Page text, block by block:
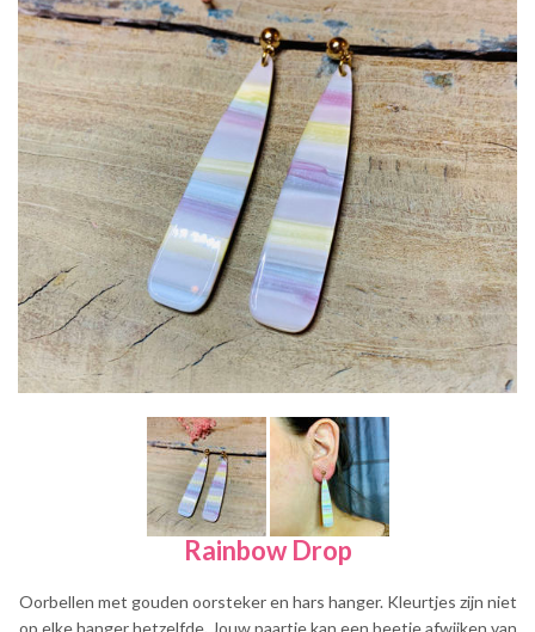
Rainbow Drop
Oorbellen met gouden oorsteker en hars hanger. Kleurtjes zijn niet
op elke hanger hetzelfde. Jouw paartje kan een beetje afwijken van